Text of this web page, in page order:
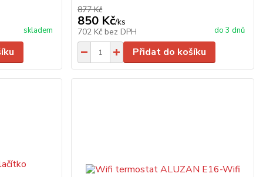
skladem
877 Kč
850 Kč/ks
702 Kč bez DPH do 3 dnů
Přidat do košíku